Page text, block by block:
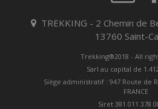
TREKKING - 2 Chemin de
13760 Saint-
Trekking®2018 - All
Sarl au capital de
Siège administratif : 947 Route de
FRANCE
Siret 381 011 378